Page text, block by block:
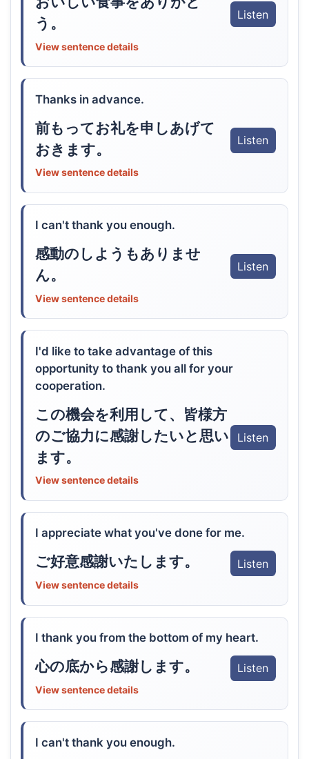
う。
Listen
View sentence details
Thanks in advance.
前もってお礼を申しあげて
おきます。
Listen
View sentence details
I can't thank you enough.
感動のしようもありませ
ん。
Listen
View sentence details
I'd like to take advantage of this
opportunity to thank you all for your
cooperation.
この機会を利用して、皆様方
のご協力に感謝したいと思い
ます。
Listen
View sentence details
I appreciate what you've done for me.
ご好意感謝いたします。 Listen
View sentence details
I thank you from the bottom of my heart.
心の底から感謝します。 Listen
View sentence details
I can't thank you enough.